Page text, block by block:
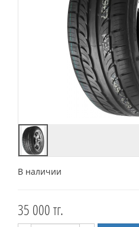
В наличии
35 000 тг.